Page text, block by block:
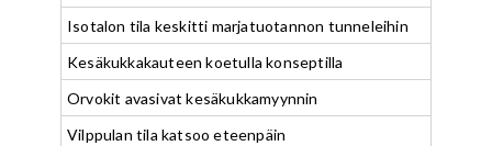
Isotalon tila keskitti marjatuotannon tunneleihin
Kesäkukkakauteen koetulla konseptilla
Orvokit avasivat kesäkukkamyynnin
Vilppulan tila katsoo eteenpäin